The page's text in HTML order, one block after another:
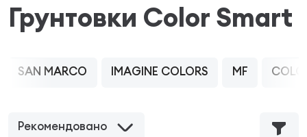
Грунтовки Color Smart
Рекомендовано
SAN MARCO IMAGINE COLORS MF